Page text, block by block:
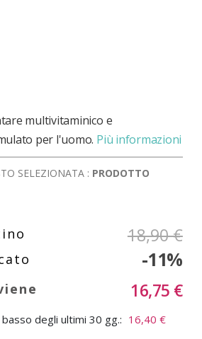
multivitaminico e
per l'uomo. Più informazioni
SELEZIONATA : PRODOTTO
18,90 €
-11%
16,75 €
degli ultimi 30 gg.: 16,40 €